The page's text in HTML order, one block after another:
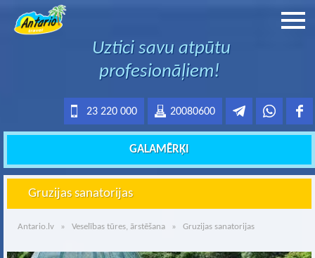
Uztici savu atpūtu
profesionāļiem!
20080600
23 220 000
GALAMĒRĶI
Gruzijas sanatorijas
Antario.lv » Veselības tūres, ārstēšana » Gruzijas sanatorijas